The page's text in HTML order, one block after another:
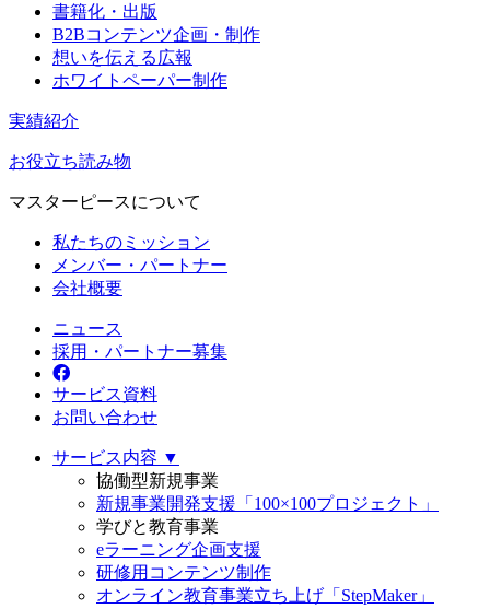
書籍化・出版
B2Bコンテンツ企画・制作
想いを伝える広報
ホワイトペーパー制作
実績紹介
お役立ち読み物
マスターピースについて
私たちのミッション
メンバー・パートナー
会社概要
ニュース
採用・パートナー募集
サービス資料
お問い合わせ
サービス内容 ▼
協働型新規事業
新規事業開発支援「100×100プロジェクト」
学びと教育事業
eラーニング企画支援
研修用コンテンツ制作
オンライン教育事業立ち上げ「StepMaker」